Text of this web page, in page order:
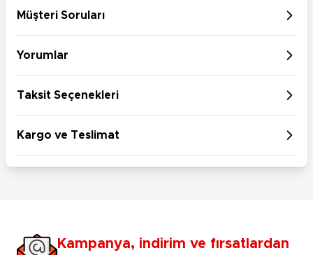
Müşteri Soruları
Yorumlar
Taksit Seçenekleri
Kargo ve Teslimat
Kampanya, indirim ve fırsatlardan